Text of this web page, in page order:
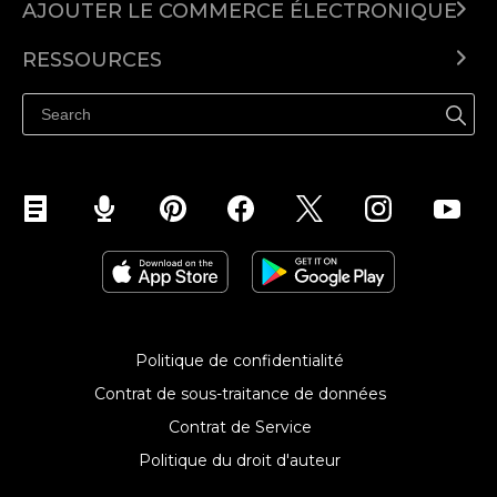
Ecwid pour les entrepreneurs
Ecwid vs. Woocommers
Ecwid vs. Wix
Ecwid vs. Squarespace
Ecwid vs. Prestashop
AJOUTER LE COMMERCE ÉLECTRONIQUE
Squarespace
Wix
Joomla
RESSOURCES
Découvrez comment Anatole Lebreton utilise Ecwid
Politique de confidentialité
Contrat de sous-traitance de données
Contrat de Service
Politique du droit d'auteur